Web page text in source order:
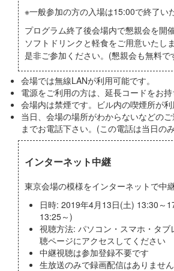
※一般参加の方の入場は15:00で終了い
プログラム終了後会場内で懇親会を開
ソフトドリンクと軽食をご用意いたし
是非ご参加ください。(懇親会も無料で
会場では無線LANが利用可能です。
電源をご利用の方は、延長コードをお持
会場内は禁煙です。ビル内の喫煙所が利
当日、会場の場所がわからないなどの
までお電話下さい。(この電話は当日の
インターネット中継
東京会場の模様をインターネットで中
日時: 2019年4月13日(土) 13:30～
13:25～)
視聴方法: パソコン・スマホ・タブ
聴ページにアクセスしてください
中継視聴は参加登録不要です
生放送のみで録画配信はありません